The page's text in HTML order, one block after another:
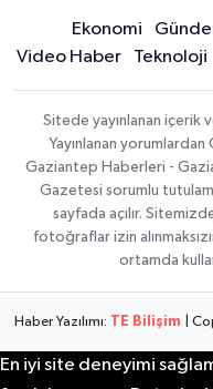
Ekonomi
Video Haber
Teknoloji
Sitede yayınlanan içerik
Yayınlanan
Gaziantep Haberleri -
Gazetesi sorumlu
sayfada açılır.
fotoğraflar izin
ortamda
Haber Yazılımı: TE Bilişim |
En iyi site deneyimi